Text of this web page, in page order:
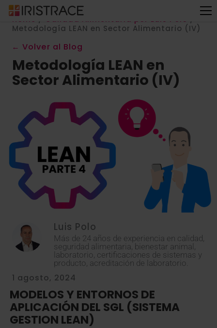
Home / Calidad Alimentaria por Luis Polo /
Metodología LEAN en Sector Alimentario (IV)
← Volver al Blog
Metodología LEAN en
Sector Alimentario (IV)
Luis Polo
Más de 24 años de experiencia en calidad,
seguridad alimentaria, bienestar animal,
laboratorio, certificaciones de sistemas y
producto, acreditación de laboratorio.
1 agosto, 2024
MODELOS Y ENTORNOS DE
APLICACIÓN DEL SGL (SISTEMA
GESTION LEAN)